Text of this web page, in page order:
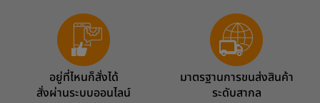
อยู่ที่ไหนก็สั่งได้
สั่งผ่านระบบออนไลน์
มาตรฐานการขนส่งสินค้า
ระดับสากล